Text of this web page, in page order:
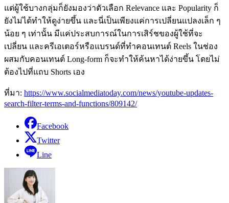
แต่ผู้ใช้บางกลุ่มก็ยังมองว่าตัวเลือก Relevance และ Popularity ก็
ยังไม่ได้ทำให้ดูง่ายขึ้น และนี่เป็นเพียงแค่การเปลี่ยนแปลงเล็ก ๆ
น้อย ๆ เท่านั้น มีแค่ประสบการณ์ในการเสิร์ชของผู้ใช้ที่จะ
เปลี่ยน และครีเอเตอร์หรือแบรนด์ที่ทำคอนเทนต์ Reels ในช่อง
ผสมกับคอนเทนต์ Long-form ก็จะทำให้ค้นหาได้ง่ายขึ้น โดยไม่
ต้องไปที่แถบ Shorts เอง
ที่มา: https://www.socialmediatoday.com/news/youtube-updates-
search-filter-terms-and-functions/809142/
Facebook
Twitter
Line